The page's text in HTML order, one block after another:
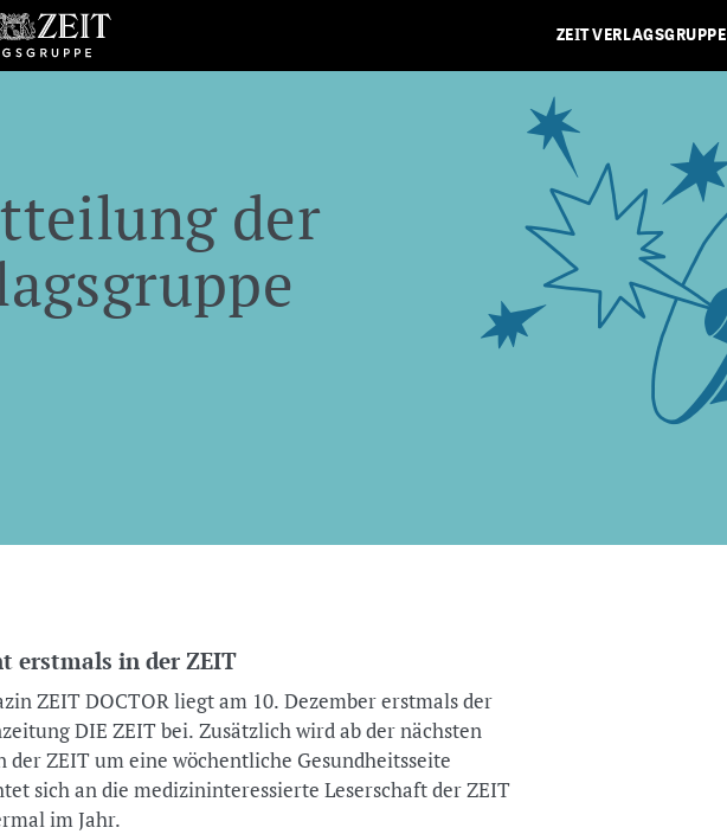
ZEIT VERLAGSGRUPPE
der
erstmals in der ZEIT
ZEIT DOCTOR liegt am 10. Dezember erstmals der
DIE ZEIT bei. Zusätzlich wird ab der nächsten
der ZEIT um eine wöchentliche Gesundheitsseite
sich an die medizininteressierte Leserschaft der ZEIT
im Jahr.